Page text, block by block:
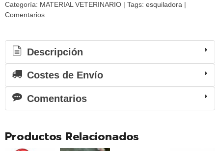
Categoría: MATERIAL VETERINARIO | Tags: esquiladora |
Comentarios
Descripción
Costes de Envío
Comentarios
Productos Relacionados